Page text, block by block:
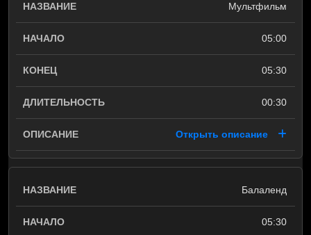
Mультфильм
05:00
05:30
00:30
Открыть описание
Балаленд
05:30